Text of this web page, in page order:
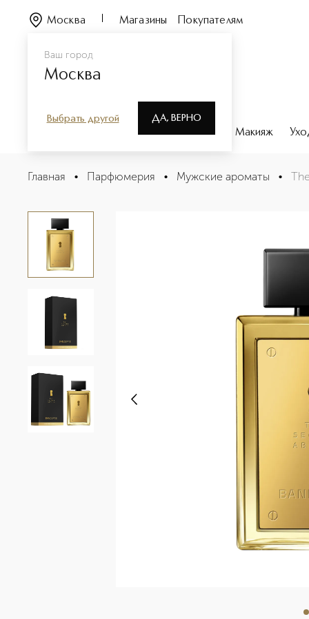
Ваш город
Москва
Выбрать другой ДА, ВЕРНО
Москва Магазины Покупателям
Парфюмерия Макияж
The Secret Absolu Парфюмерная вода для мужчин
Описание
Главная • Парфюмерия • Мужские ароматы •